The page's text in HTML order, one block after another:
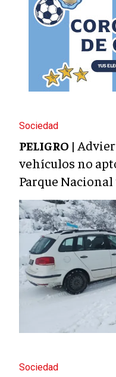
Sociedad
PELIGRO |
vehículos no
Parque
Sociedad